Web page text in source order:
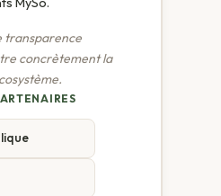
transparence
concrètement la